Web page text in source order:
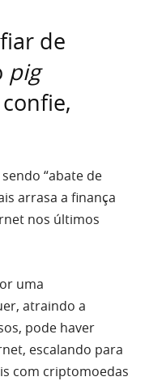
de
pig
“abate de
arrasa a finança
nos últimos
uma
atraindo a
pode haver
escalando para
com criptomoedas